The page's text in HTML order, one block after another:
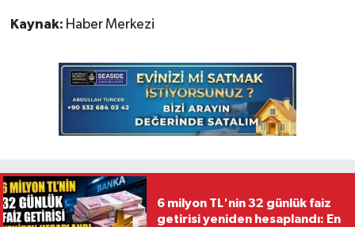
Kaynak: Haber Merkezi
6 milyon TL'nin 32 günlük faiz
getirisi yeniden hesaplandı: En